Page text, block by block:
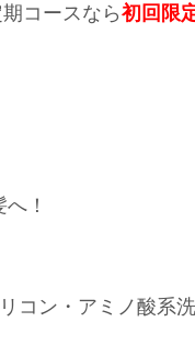
コースなら初回限
！
コン・アミノ酸系